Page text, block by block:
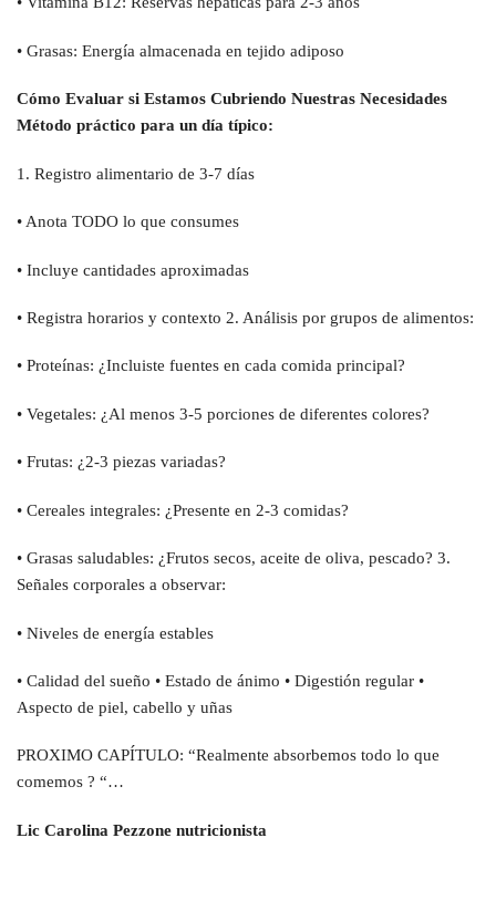
• Grasas: Energía almacenada en tejido adiposo
Cómo Evaluar si Estamos Cubriendo Nuestras Necesidades
Método práctico para un día típico:
1. Registro alimentario de 3-7 días
• Anota TODO lo que consumes
• Incluye cantidades aproximadas
• Registra horarios y contexto 2. Análisis por grupos de alimentos:
• Proteínas: ¿Incluiste fuentes en cada comida principal?
• Vegetales: ¿Al menos 3-5 porciones de diferentes colores?
• Frutas: ¿2-3 piezas variadas?
• Cereales integrales: ¿Presente en 2-3 comidas?
• Grasas saludables: ¿Frutos secos, aceite de oliva, pescado? 3.
Señales corporales a observar:
• Niveles de energía estables
• Calidad del sueño • Estado de ánimo • Digestión regular •
Aspecto de piel, cabello y uñas
PROXIMO CAPÍTULO: “Realmente absorbemos todo lo que
comemos ? “…
Lic Carolina Pezzone nutricionista